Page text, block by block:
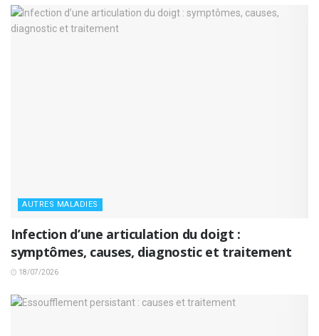
AUTRES MALADIES
Infection d’une articulation du doigt :
symptômes, causes, diagnostic et traitement
18/07/2026